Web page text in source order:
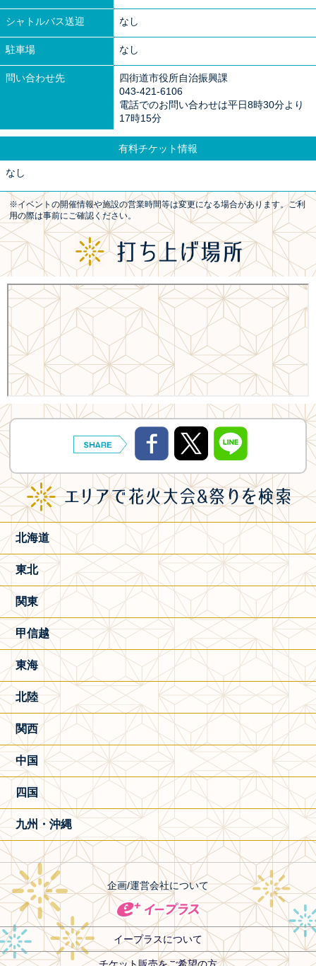
シャトルバス送迎 なし
駐車場 なし
問い合わせ先
四街道市役所自治振興課
043-421-6106
電話でのお問い合わせは平日8時30分より
17時15分
有料チケット情報
なし
※イベントの開催情報や施設の営業時間等は変更になる場合があります。ご利
用の際は事前にご確認ください。
北海道
東北
関東
甲信越
東海
北陸
関西
中国
四国
九州・沖縄
企画/運営会社について
イープラスについて
チケット販売をご希望の方